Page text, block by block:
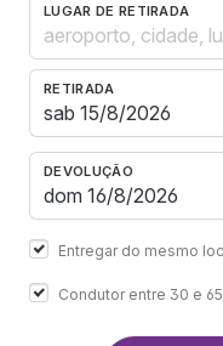
LUGAR DE RETIRADA
RETIRADA
DEVOLUÇÃO
Entregar do mesmo
Condutor entre 30 e